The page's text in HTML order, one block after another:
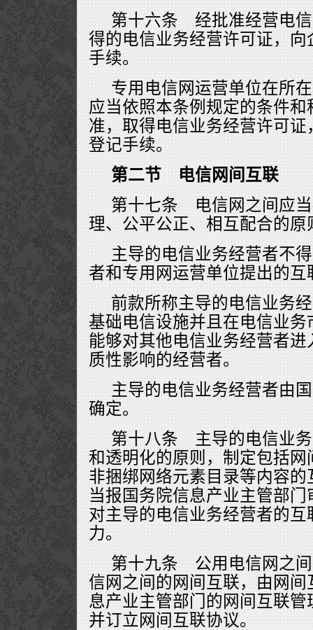
第十六条 经批准经营电
得的电信业务经营许可证，
手续。
专用电信网运营单位在所
应当依照本条例规定的条件
准，取得电信业务经营许可
登记手续。
第二节 电信网间互联
第十七条 电信网之间应
理、公平公正、相互配合的
主导的电信业务经营者不
者和专用网运营单位提出的互
前款所称主导的电信业务
基础电信设施并且在电信业
能够对其他电信业务经营者
质性影响的经营者。
主导的电信业务经营者由
确定。
第十八条 主导的电信业
和透明化的原则，制定包括
非捆绑网络元素目录等内容
当报国务院信息产业主管部
对主导的电信业务经营者的
力。
第十九条 公用电信网之
信网之间的网间互联，由网
息产业主管部门的网间互联
并订立网间互联协议。